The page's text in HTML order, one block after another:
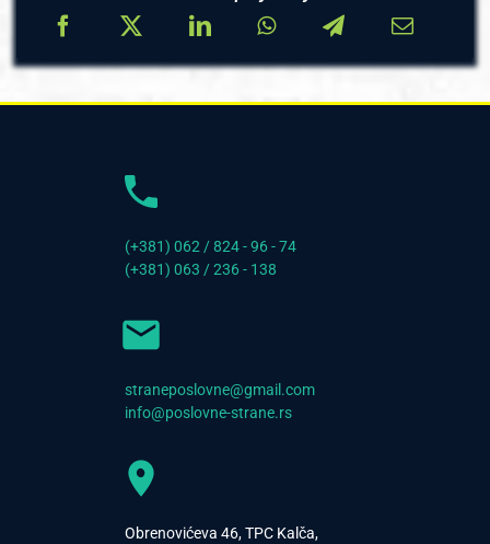
(+381) 062 / 824 - 96 - 74
(+381) 063 / 236 - 138
straneposlovne@gmail.com
info@poslovne-strane.rs
Obrenovićeva 46, TPC Kalča,